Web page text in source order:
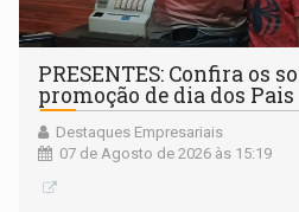
PRESENTES: Confira os
promoção de dia dos Pais
Destaques Empresariais
07 de Agosto de 2026 às 15:19